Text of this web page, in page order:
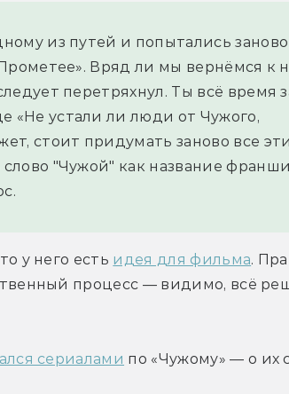
из путей и попытались заново
Вряд ли мы вернёмся к
перетряхнул. Ты всё время
«Не устали ли люди от Чужого,
стоит придумать заново все эти
"Чужой" как название
у него есть идея для фильма.
процесс — видимо, всё
сериалами по «Чужому» — о их